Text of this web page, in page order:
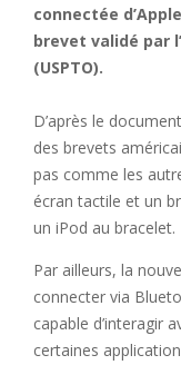
connectée
brevet validé par
(USPTO).
D’après le
des brevets
pas comme les
écran tactile et un
un iPod au bracelet.
Par ailleurs, la
connecter via
capable d’interagir
certaines